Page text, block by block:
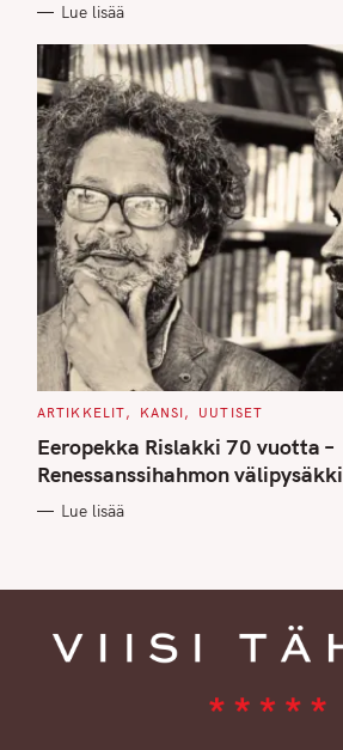
S
Lue lisää
C
T
E
G
O
I
ARTIKKELIT KANSI UUTISET
Eeropekka Rislakki 70 vuotta –
Renessanssihahmon välipysäkki
Lue lisää